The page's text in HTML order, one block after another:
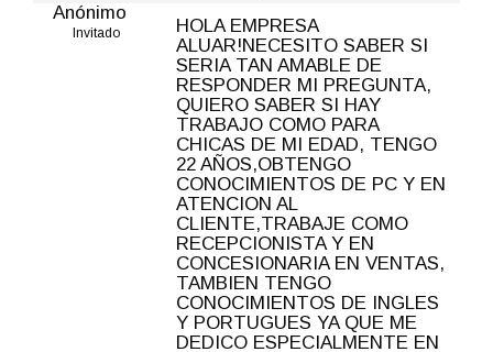
Anónimo
Invitado
HOLA EMPRESA
ALUAR!NECESITO SABER SI
SERIA TAN AMABLE DE
RESPONDER MI PREGUNTA,
QUIERO SABER SI HAY
TRABAJO COMO PARA
CHICAS DE MI EDAD, TENGO
22 AÑOS,OBTENGO
CONOCIMIENTOS DE PC Y EN
ATENCION AL
CLIENTE,TRABAJE COMO
RECEPCIONISTA Y EN
CONCESIONARIA EN VENTAS,
TAMBIEN TENGO
CONOCIMIENTOS DE INGLES
Y PORTUGUES YA QUE ME
DEDICO ESPECIALMENTE EN